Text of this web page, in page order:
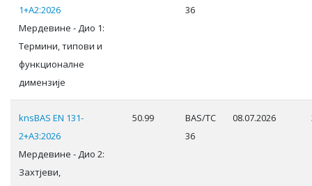
1+A2:2026
Мердевине - Дио 1:
Термини, типови и
функционалне
димензије
36
knsBAS EN 131-
2+A3:2026
Мердевине - Дио 2:
Захтјеви,
50.99
BAS/TC
36
08.07.2026